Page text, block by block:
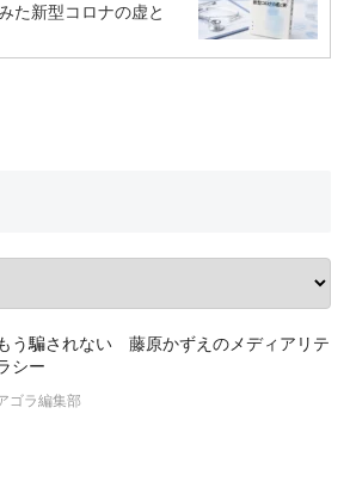
た新型コロナの虚と
う騙されない 藤原かずえのメディアリテ
シー
ゴラ編集部